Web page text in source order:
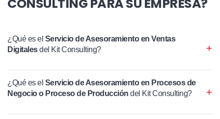
¿Qué es el Servicio de Asesoramiento en Ventas
Digitalesdel Kit Consulting?
¿Qué es el Servicio de Asesoramiento en Procesos de
Negocio o Proceso de Producción del Kit Consulting?